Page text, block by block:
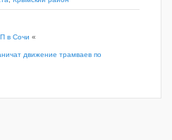
в Сочи «
движение трамваев по